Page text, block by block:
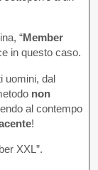
“Member
in questo caso.
uomini, dal
non
al contempo
!
XXL”.